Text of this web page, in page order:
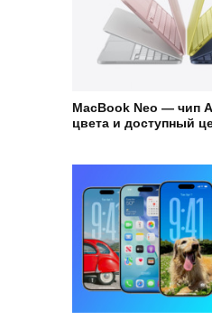
MacBook Neo — чип
цвета и доступный